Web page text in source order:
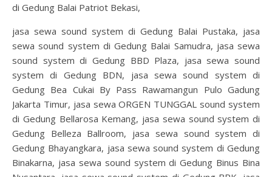
di Gedung Balai Patriot Bekasi,
jasa sewa sound system di Gedung Balai Pustaka, jasa
sewa sound system di Gedung Balai Samudra, jasa sewa
sound system di Gedung BBD Plaza, jasa sewa sound
system di Gedung BDN, jasa sewa sound system di
Gedung Bea Cukai By Pass Rawamangun Pulo Gadung
Jakarta Timur, jasa sewa ORGEN TUNGGAL sound system
di Gedung Bellarosa Kemang, jasa sewa sound system di
Gedung Belleza Ballroom, jasa sewa sound system di
Gedung Bhayangkara, jasa sewa sound system di Gedung
Binakarna, jasa sewa sound system di Gedung Binus Bina